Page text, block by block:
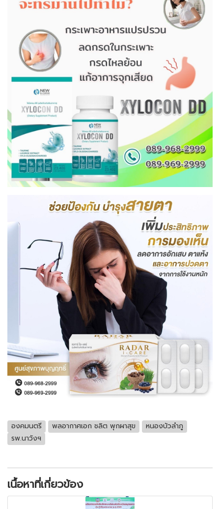
องคมนตรี พลอากาศเอก ชลิต พุกผาสุข
หนองบัวลำภู
รพ.นาวังฯ
เนื้อหาที่เกี่ยวข้อง